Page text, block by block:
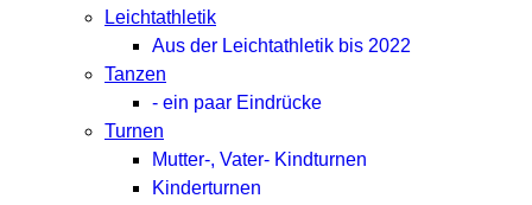
Leichtathletik
Aus der Leichtathletik bis 2022
Tanzen
- ein paar Eindrücke
Turnen
Mutter-, Vater- Kindturnen
Kinderturnen